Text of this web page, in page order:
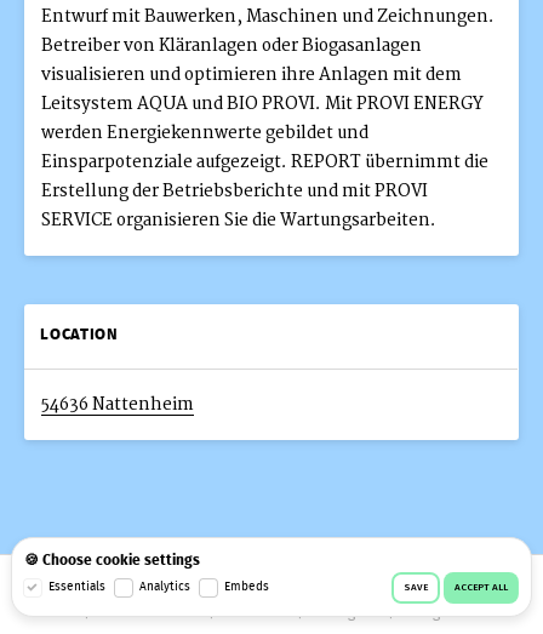
Entwurf mit Bauwerken, Maschinen und Zeichnungen.
Betreiber von Kläranlagen oder Biogasanlagen
visualisieren und optimieren ihre Anlagen mit dem
Leitsystem AQUA und BIO PROVI. Mit PROVI ENERGY
werden Energiekennwerte gebildet und
Einsparpotenziale aufgezeigt. REPORT übernimmt die
Erstellung der Betriebsberichte und mit PROVI
SERVICE organisieren Sie die Wartungsarbeiten.
LOCATION
54636 Nattenheim
© 2026 Workeer Data privacy
Terms & conditions
Cookie consent
Facebook Instagram Telegram
🍪 Choose cookie settings
Essentials Analytics Embeds SAVE ACCEPT ALL